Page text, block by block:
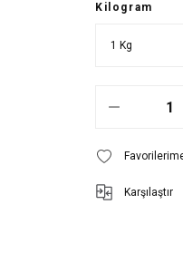
Kilogram
Karşılaştır